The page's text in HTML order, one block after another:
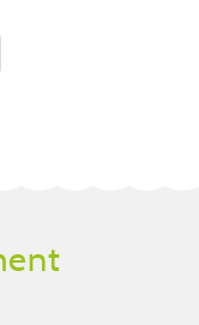
navigation